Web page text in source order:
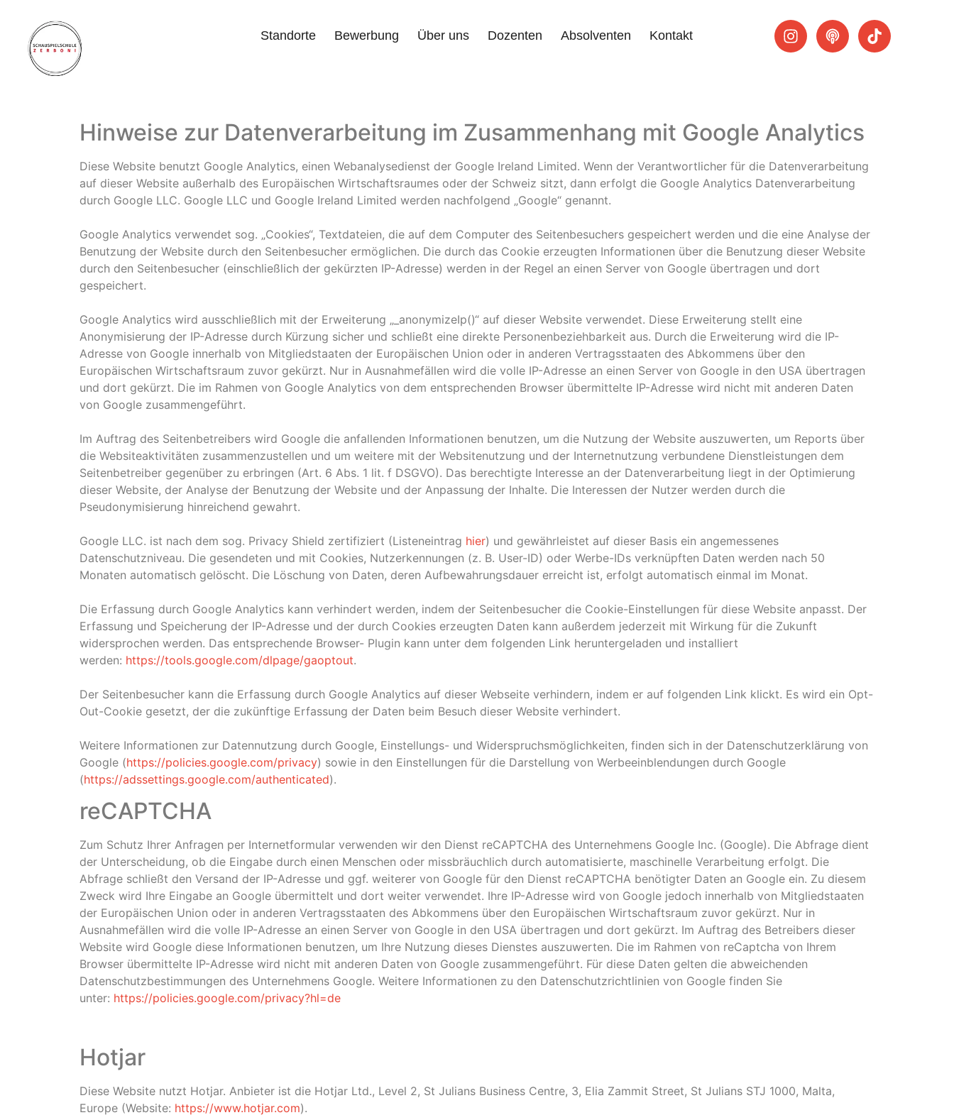
Standorte Bewerbung Über uns Dozenten Absolventen Kontakt
Hinweise zur Datenverarbeitung im Zusammenhang mit Google Analytics
Diese Website benutzt Google Analytics, einen Webanalysedienst der Google Ireland Limited. Wenn der Verantwortlicher für die Datenverarbeitung
auf dieser Website außerhalb des Europäischen Wirtschaftsraumes oder der Schweiz sitzt, dann erfolgt die Google Analytics Datenverarbeitung
durch Google LLC. Google LLC und Google Ireland Limited werden nachfolgend „Google“ genannt.
Google Analytics verwendet sog. „Cookies“, Textdateien, die auf dem Computer des Seitenbesuchers gespeichert werden und die eine Analyse der
Benutzung der Website durch den Seitenbesucher ermöglichen. Die durch das Cookie erzeugten Informationen über die Benutzung dieser Website
durch den Seitenbesucher (einschließlich der gekürzten IP-Adresse) werden in der Regel an einen Server von Google übertragen und dort
gespeichert.
Google Analytics wird ausschließlich mit der Erweiterung „_anonymizeIp()“ auf dieser Website verwendet. Diese Erweiterung stellt eine
Anonymisierung der IP-Adresse durch Kürzung sicher und schließt eine direkte Personenbeziehbarkeit aus. Durch die Erweiterung wird die IP-
Adresse von Google innerhalb von Mitgliedstaaten der Europäischen Union oder in anderen Vertragsstaaten des Abkommens über den
Europäischen Wirtschaftsraum zuvor gekürzt. Nur in Ausnahmefällen wird die volle IP-Adresse an einen Server von Google in den USA übertragen
und dort gekürzt. Die im Rahmen von Google Analytics von dem entsprechenden Browser übermittelte IP-Adresse wird nicht mit anderen Daten
von Google zusammengeführt.
Im Auftrag des Seitenbetreibers wird Google die anfallenden Informationen benutzen, um die Nutzung der Website auszuwerten, um Reports über
die Websiteaktivitäten zusammenzustellen und um weitere mit der Websitenutzung und der Internetnutzung verbundene Dienstleistungen dem
Seitenbetreiber gegenüber zu erbringen (Art. 6 Abs. 1 lit. f DSGVO). Das berechtigte Interesse an der Datenverarbeitung liegt in der Optimierung
dieser Website, der Analyse der Benutzung der Website und der Anpassung der Inhalte. Die Interessen der Nutzer werden durch die
Pseudonymisierung hinreichend gewahrt.
Google LLC. ist nach dem sog. Privacy Shield zertifiziert (Listeneintrag hier) und gewährleistet auf dieser Basis ein angemessenes
Datenschutzniveau. Die gesendeten und mit Cookies, Nutzerkennungen (z. B. User-ID) oder Werbe-IDs verknüpften Daten werden nach 50
Monaten automatisch gelöscht. Die Löschung von Daten, deren Aufbewahrungsdauer erreicht ist, erfolgt automatisch einmal im Monat.
Die Erfassung durch Google Analytics kann verhindert werden, indem der Seitenbesucher die Cookie-Einstellungen für diese Website anpasst. Der
Erfassung und Speicherung der IP-Adresse und der durch Cookies erzeugten Daten kann außerdem jederzeit mit Wirkung für die Zukunft
widersprochen werden. Das entsprechende Browser- Plugin kann unter dem folgenden Link heruntergeladen und installiert
werden: https://tools.google.com/dlpage/gaoptout.
Der Seitenbesucher kann die Erfassung durch Google Analytics auf dieser Webseite verhindern, indem er auf folgenden Link klickt. Es wird ein Opt-
Out-Cookie gesetzt, der die zukünftige Erfassung der Daten beim Besuch dieser Website verhindert.
Weitere Informationen zur Datennutzung durch Google, Einstellungs- und Widerspruchsmöglichkeiten, finden sich in der Datenschutzerklärung von
Google (https://policies.google.com/privacy) sowie in den Einstellungen für die Darstellung von Werbeeinblendungen durch Google
(https://adssettings.google.com/authenticated).
reCAPTCHA
Zum Schutz Ihrer Anfragen per Internetformular verwenden wir den Dienst reCAPTCHA des Unternehmens Google Inc. (Google). Die Abfrage dient
der Unterscheidung, ob die Eingabe durch einen Menschen oder missbräuchlich durch automatisierte, maschinelle Verarbeitung erfolgt. Die
Abfrage schließt den Versand der IP-Adresse und ggf. weiterer von Google für den Dienst reCAPTCHA benötigter Daten an Google ein. Zu diesem
Zweck wird Ihre Eingabe an Google übermittelt und dort weiter verwendet. Ihre IP-Adresse wird von Google jedoch innerhalb von Mitgliedstaaten
der Europäischen Union oder in anderen Vertragsstaaten des Abkommens über den Europäischen Wirtschaftsraum zuvor gekürzt. Nur in
Ausnahmefällen wird die volle IP-Adresse an einen Server von Google in den USA übertragen und dort gekürzt. Im Auftrag des Betreibers dieser
Website wird Google diese Informationen benutzen, um Ihre Nutzung dieses Dienstes auszuwerten. Die im Rahmen von reCaptcha von Ihrem
Browser übermittelte IP-Adresse wird nicht mit anderen Daten von Google zusammengeführt. Für diese Daten gelten die abweichenden
Datenschutzbestimmungen des Unternehmens Google. Weitere Informationen zu den Datenschutzrichtlinien von Google finden Sie
unter: https://policies.google.com/privacy?hl=de
Hotjar
Diese Website nutzt Hotjar. Anbieter ist die Hotjar Ltd., Level 2, St Julians Business Centre, 3, Elia Zammit Street, St Julians STJ 1000, Malta,
Europe (Website: https://www.hotjar.com).